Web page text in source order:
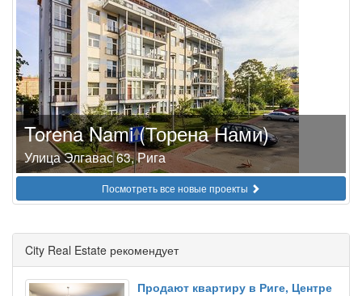
Torena Nami (Торена Нами)
Улица Элгавас 63, Рига
Посмотреть все новые проекты
City Real Estate рекомендует
Продают квартиру в Риге, Центре